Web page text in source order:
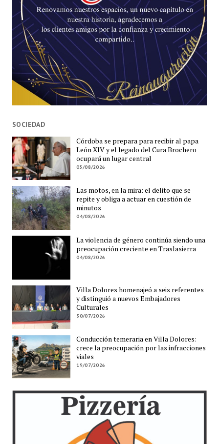
SOCIEDAD
Córdoba se prepara para recibir al papa
León XIV y el legado del Cura Brochero
ocupará un lugar central
05/08/2026
Las motos, en la mira: el delito que se
repite y obliga a actuar en cuestión de
minutos
04/08/2026
La violencia de género continúa siendo una
preocupación creciente en Traslasierra
04/08/2026
Villa Dolores homenajeó a seis referentes
y distinguió a nuevos Embajadores
Culturales
30/07/2026
Conducción temeraria en Villa Dolores:
crece la preocupación por las infracciones
viales
19/07/2026